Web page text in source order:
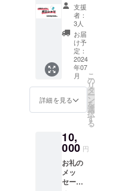
せてい
ただき
ます。
柳祭で
打ち上
げる花
火の動
画 ・収
録時
間：90
分 ・提
供方
法：
メール
す。 ※
当日
メール
ご提示
で上柳
祭オリ
上柳祭
オリジ
ナルし
おり ・
商品サ
イズ：
横５×縦
11 模擬
店商品
２品提
供（※ご
来場い
ただい
定） 上
柳祭で
打ち上
げる花
火の動
画 ・収
支援
者：
3人
お届
け予
定：
2024
年07
月
詳細を見る
こ
の
リ
タ
ー
ン
を
選
択
す
る
10,
000 円
お礼の
メッ
セージ